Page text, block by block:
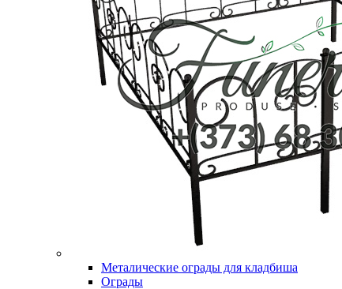
Металические ограды для кладбиша
Ограды